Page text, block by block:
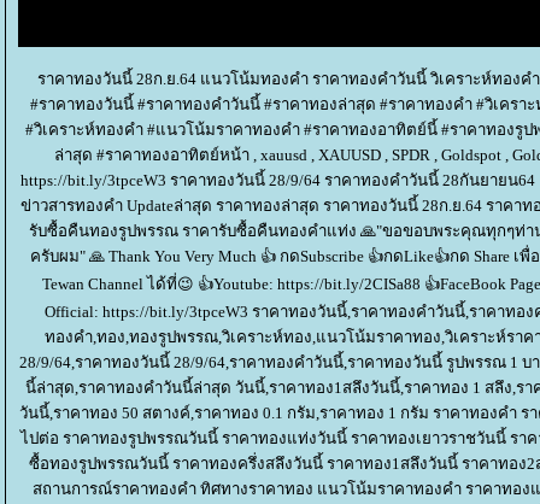
ราคาทองวันนี้ 28ก.ย.64 แนวโน้มทองคำ ราคาทองคำวันนี้ วิเคราะห์ทองค
#ราคาทองวันนี้ #ราคาทองคำวันนี้ #ราคาทองล่าสุด #ราคาทองคำ #วิเคร
#วิเคราะห์ทองคำ #แนวโน้มราคาทองคำ #ราคาทองอาทิตย์นี้ #ราคาทอง
ล่าสุด #ราคาทองอาทิตย์หน้า , xauusd , XAUUSD , SPDR , Goldspot ,
https://bit.ly/3tpceW3 ราคาทองวันนี้ 28/9/64 ราคาทองคำวันนี้ 28กันยายน
ข่าวสารทองคำ Updateล่าสุด ราคาทองล่าสุด ราคาทองวันนี้ 28ก.ย.64 ราค
รับซื้อคืนทองรูปพรรณ ราคารับซื้อคืนทองคำแท่ง 🙏"ขอขอบพระคุณทุกๆท่า
ครับผม" 🙏 Thank You Very Much 👍 กดSubscribe 👍กดLike👍กด
Tewan Channel ได้ที่😉 👍Youtube: https://bit.ly/2CISa88 👍FaceBook
Official: https://bit.ly/3tpceW3 ราคาทองวันนี้,ราคาทองคำวันนี้,ราคาท
ทองคำ,ทอง,ทองรูปพรรณ,วิเคราะห์ทอง,แนวโน้มราคาทอง,วิเคราะห์รา
28/9/64,ราคาทองวันนี้ 28/9/64,ราคาทองคําวันนี้,ราคาทองวันนี้ รูปพรรณ 1
นี้ล่าสุด,ราคาทองคําวันนี้ล่าสุด วันนี้,ราคาทอง1สลึงวันนี้,ราคาทอง 1 สลึง,รา
วันนี้,ราคาทอง 50 สตางค์,ราคาทอง 0.1 กรัม,ราคาทอง 1 กรัม ราคาทองคำ
ไปต่อ ราคาทองรูปพรรณวันนี้ ราคาทองแท่งวันนี้ ราคาทองเยาวราชวันนี้ ร
ซื้อทองรูปพรรณวันนี้ ราคาทองครึ่งสลึงวันนี้ ราคาทอง1สลึงวันนี้ ราคาทอง
สถานการณ์ราคาทองคำ ทิศทางราคาทอง แนวโน้มราคาทองคำ ราคาทอง